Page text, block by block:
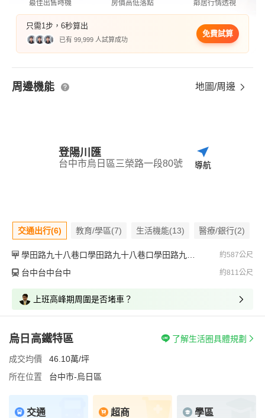
最佳出售時機 房價高低落點 鄰居行情透視
只需1步，6秒算出
已有 99,999 人試算成功
免費試算
周邊機能 地圖/周邊
登陽川匯
台中市烏日區三榮路一段80號 導航
交通出行(6) 教育/學區(7) 生活機能(13) 醫療/銀行(2)
學田路九十八巷口學田路九十八巷口學田路九十八巷口 約587公尺
台中台中台中 約811公尺
上班高峰期周圍是否堵車？
烏日高鐵特區 了解生活圈具體規劃
成交均價
46.10萬/坪
所在位置
台中市-烏日區
交通 超商 學區